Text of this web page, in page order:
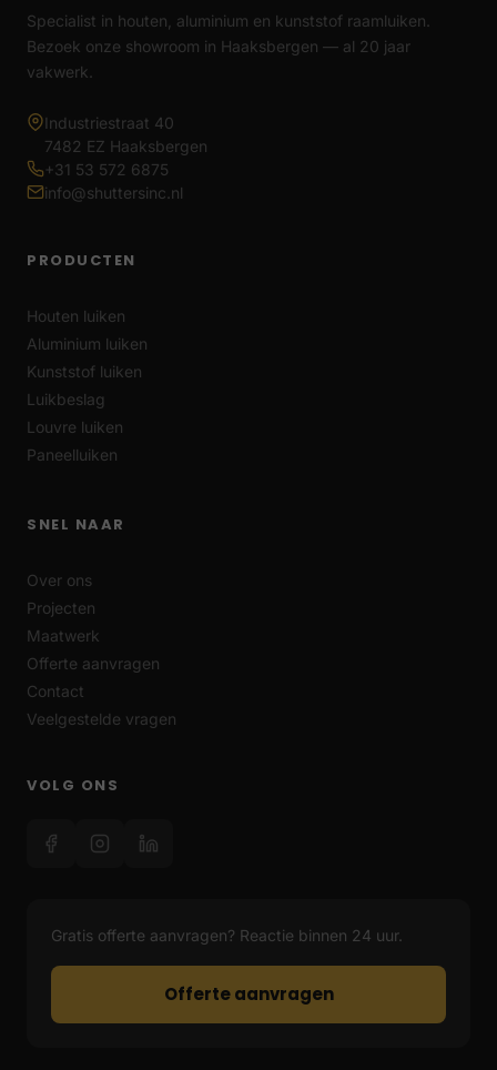
Specialist in houten, aluminium en kunststof raamluiken.
Bezoek onze showroom in Haaksbergen — al 20 jaar
vakwerk.
Industriestraat 40
7482 EZ Haaksbergen
+31 53 572 6875
info@shuttersinc.nl
PRODUCTEN
Houten luiken
Aluminium luiken
Kunststof luiken
Luikbeslag
Louvre luiken
Paneelluiken
SNEL NAAR
Over ons
Projecten
Maatwerk
Offerte aanvragen
Contact
Veelgestelde vragen
VOLG ONS
Gratis offerte aanvragen? Reactie binnen 24 uur.
Offerte aanvragen